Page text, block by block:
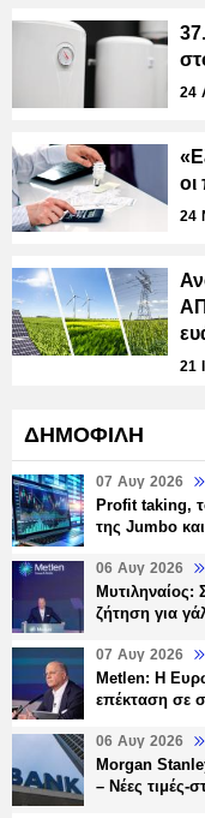
24
οι
24
21
ΔΗΜΟΦΙΛΗ
07 Αυγ 2026
Profit taking,
της Jumbo
06 Αυγ 2026
Μυτιληναίος:
ζήτηση για
07 Αυγ 2026
Metlen: Η
επέκταση σε
06 Αυγ 2026
Morgan
– Νέες τιμές-